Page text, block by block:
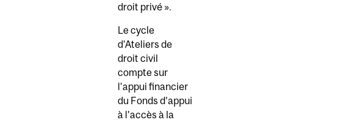
droit privé ».
Le cycle
d'Ateliers de
droit civil
compte sur
l'appui financier
du Fonds d’appui
à l’accès à la